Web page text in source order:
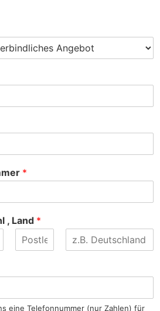
*
, Land *
e
a
eine Telefonnummer (nur Zahlen) für